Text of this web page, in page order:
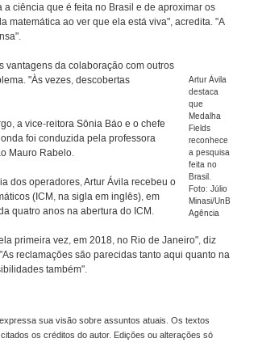
ciência que é feita no Brasil e de aproximar os
matemática ao ver que ela está viva", acredita. "A
Artur Ávila
destaca
que
Medalha
Fields
reconhece
a pesquisa
feita no
Brasil.
Foto: Júlio
Minasi/UnB
Agência
vantagens da colaboração com outros
"Às vezes, descobertas
a vice-reitora Sônia Báo e o chefe
foi conduzida pela professora
Mauro Rabelo.
dos operadores, Artur Ávila recebeu o
(ICM, na sigla em inglês), em
quatro anos na abertura do ICM.
primeira vez, em 2018, no Rio de Janeiro", diz
reclamações são parecidas tanto aqui quanto na
também".
sua visão sobre assuntos atuais. Os textos
os créditos do autor. Edições ou alterações só